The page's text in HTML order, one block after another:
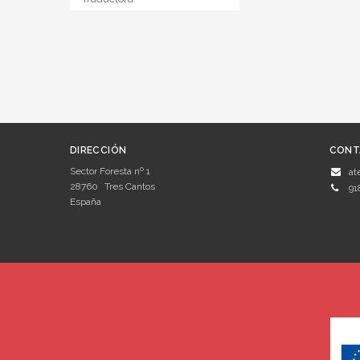
DIRECCIÓN
Sector Foresta nº 1
28760
Tres Cantos
España